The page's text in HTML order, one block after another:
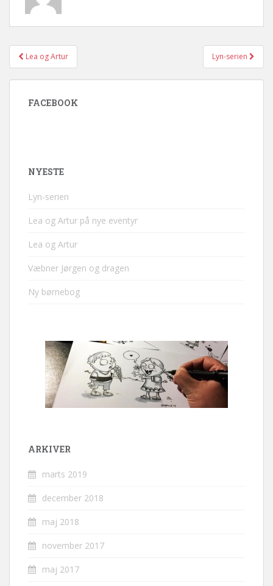
Post navigation
Lea og Artur Lyn-serien
FACEBOOK
NYESTE
Lyn-serien
Lea og Artur på nye eventyr
Lea og Artur
Væbner Jørgen og dragen
Ny børnebog
ARKIVER
marts 2019
december 2018
maj 2018
november 2017
maj 2017